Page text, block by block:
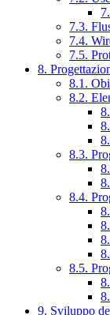
7.3.
7.4.
7.5.
8.
8.1.
8.2.
8.3.
8.4.
8.5.
9. Sviluppo